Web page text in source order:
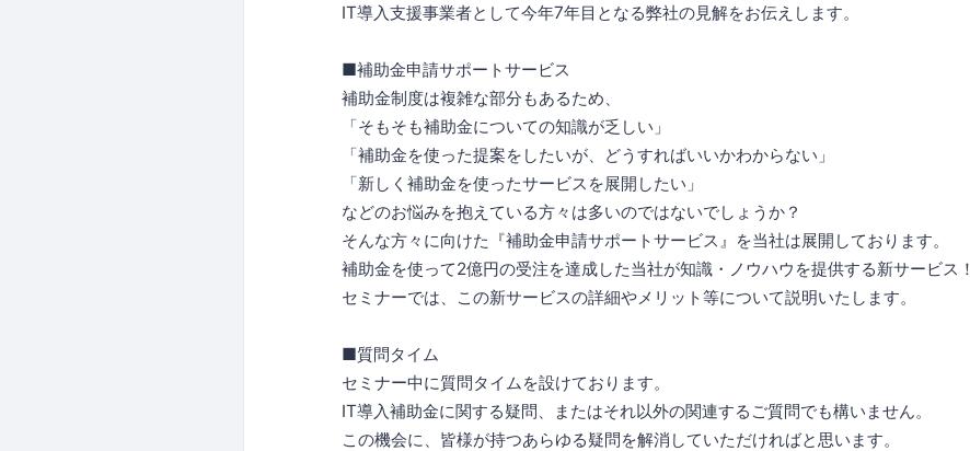
IT導入支援事業者として今年7年目となる弊社の見解をお伝えします。
■補助金申請サポートサービス
補助金制度は複雑な部分もあるため、
「そもそも補助金についての知識が乏しい」
「補助金を使った提案をしたいが、どうすればいいかわからない」
「新しく補助金を使ったサービスを展開したい」
などのお悩みを抱えている方々は多いのではないでしょうか？
そんな方々に向けた『補助金申請サポートサービス』を当社は展開しております。
補助金を使って2億円の受注を達成した当社が知識・ノウハウを提供する新サービス！
セミナーでは、この新サービスの詳細やメリット等について説明いたします。
■質問タイム
セミナー中に質問タイムを設けております。
IT導入補助金に関する疑問、またはそれ以外の関連するご質問でも構いません。
この機会に、皆様が持つあらゆる疑問を解消していただければと思います。